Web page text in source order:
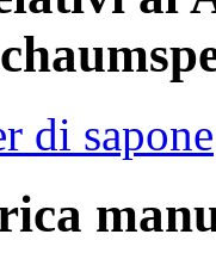
di sapone